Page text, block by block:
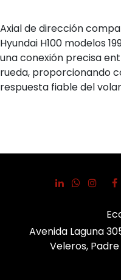
Axial de dirección
Hyundai H100 modelos
una conexión precisa
rueda, proporcionando
respuesta fiable del
Avenida Laguna
Veleros,